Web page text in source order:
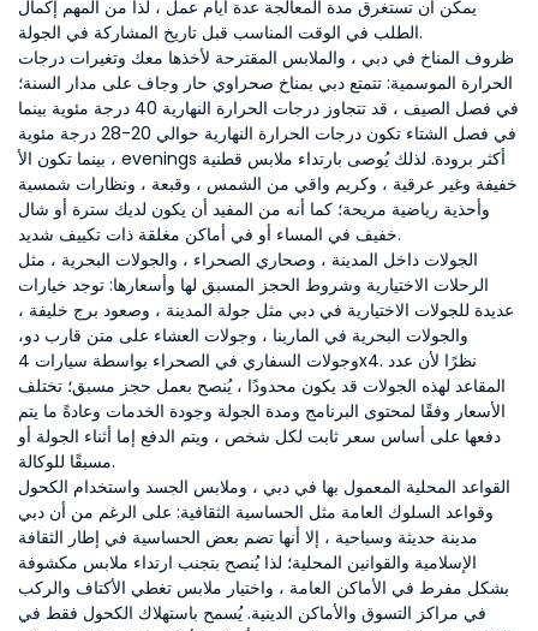
يمكن أن تستغرق مدة المعالجة عدة أيام عمل ، لذا من المهم إكمال
الطلب في الوقت المناسب قبل تاريخ المشاركة في الجولة.
ظروف المناخ في دبي ، والملابس المقترحة لأخذها معك وتغيرات درجات
الحرارة الموسمية: تتمتع دبي بمناخ صحراوي حار وجاف على مدار السنة؛
في فصل الصيف ، قد تتجاوز درجات الحرارة النهارية 40 درجة مئوية بينما
في فصل الشتاء تكون درجات الحرارة النهارية حوالي 20-28 درجة مئوية
، بينما تكون الأ evenings أكثر برودة. لذلك يُوصى بارتداء ملابس قطنية
خفيفة وغير عرقية ، وكريم واقي من الشمس ، وقبعة ، ونظارات شمسية
وأحذية رياضية مريحة؛ كما أنه من المفيد أن يكون لديك سترة أو شال
خفيف في المساء أو في أماكن مغلقة ذات تكييف شديد.
الجولات داخل المدينة ، وصحاري الصحراء ، والجولات البحرية ، مثل
الرحلات الاختيارية وشروط الحجز المسبق لها وأسعارها: توجد خيارات
عديدة للجولات الاختيارية في دبي مثل جولة المدينة ، وصعود برج خليفة ،
والجولات البحرية في المارينا ، وجولات العشاء على متن قارب دو،
وجولات السفاري في الصحراء بواسطة سيارات 4x4. نظرًا لأن عدد
المقاعد لهذه الجولات قد يكون محدودًا ، يُنصح بعمل حجز مسبق؛ تختلف
الأسعار وفقًا لمحتوى البرنامج ومدة الجولة وجودة الخدمات وعادةً ما يتم
دفعها على أساس سعر ثابت لكل شخص ، ويتم الدفع إما أثناء الجولة أو
مسبقًا للوكالة.
القواعد المحلية المعمول بها في دبي ، وملابس الجسد واستخدام الكحول
وقواعد السلوك العامة مثل الحساسية الثقافية: على الرغم من أن دبي
مدينة حديثة وسياحية ، إلا أنها تضم بعض الحساسية في إطار الثقافة
الإسلامية والقوانين المحلية؛ لذا يُنصح بتجنب ارتداء ملابس مكشوفة
بشكل مفرط في الأماكن العامة ، واختيار ملابس تغطي الأكتاف والركب
في مراكز التسوق والأماكن الدينية. يُسمح باستهلاك الكحول فقط في